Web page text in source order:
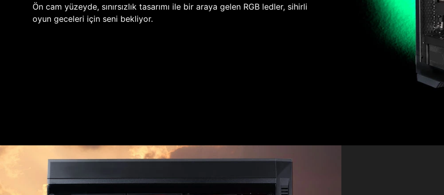
Ön cam yüzeyde, sınırsızlık tasarımı ile bir araya gelen RGB ledler, sihirli
oyun geceleri için seni bekliyor.